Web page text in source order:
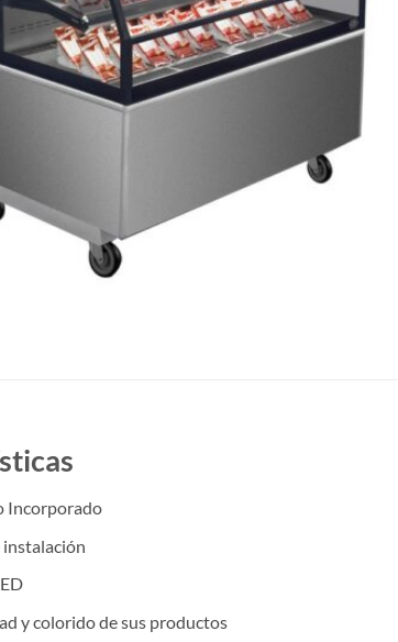
Incorporado
instalación
y colorido de sus productos